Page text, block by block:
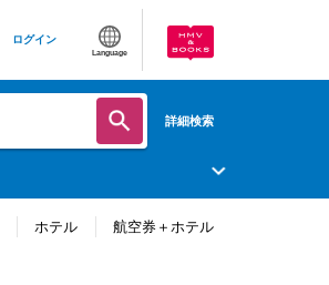
ログイン
Language
詳細検索
ホテル 航空券＋ホテル